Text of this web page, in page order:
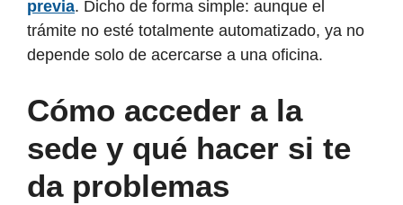
previa. Dicho de forma simple: aunque el
trámite no esté totalmente automatizado, ya no
depende solo de acercarse a una oficina.
Cómo acceder a la
sede y qué hacer si te
da problemas